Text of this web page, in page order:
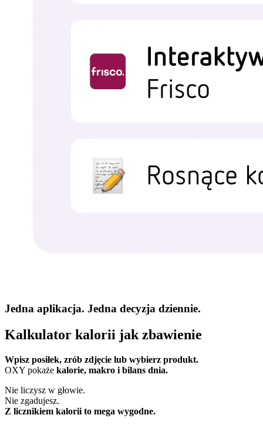
Jedna aplikacja. Jedna decyzja dziennie.
Kalkulator kalorii jak zbawienie
Wpisz posiłek, zrób zdjęcie lub wybierz produkt.
OXY pokaże kalorie, makro i bilans dnia.
Nie liczysz w głowie.
Nie zgadujesz.
Z licznikiem kalorii to mega wygodne.